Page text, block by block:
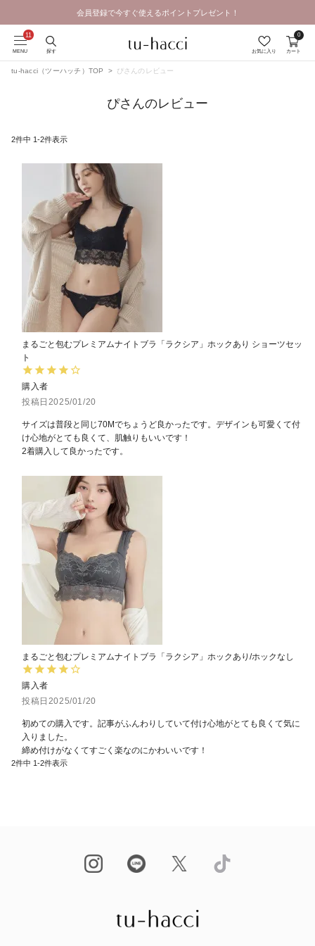
会員登録で今すぐ使えるポイントプレゼント！
GRAND OPEN SALE | 2026.8.7 19:00 - 8.16 23:59
MENU 探す お気に入り カート
0
tu-hacci（ツーハッチ）TOP ぴさんのレビュー
ぴさんのレビュー
2件中 1-2件表示
まるごと包むプレミアムナイトブラ「ラクシア」ホックあり ショーツセッ
ト
購入者
投稿日 2025/01/20
サイズは普段と同じ70Mでちょうど良かったです。デザインも可愛くて付
け心地がとても良くて、肌触りもいいです！
2着購入して良かったです。
まるごと包むプレミアムナイトブラ「ラクシア」ホックあり/ホックなし
購入者
投稿日 2025/01/20
初めての購入です。記事がふんわりしていて付け心地がとても良くて気に
入りました。
締め付けがなくてすごく楽なのにかわいいです！
2件中 1-2件表示